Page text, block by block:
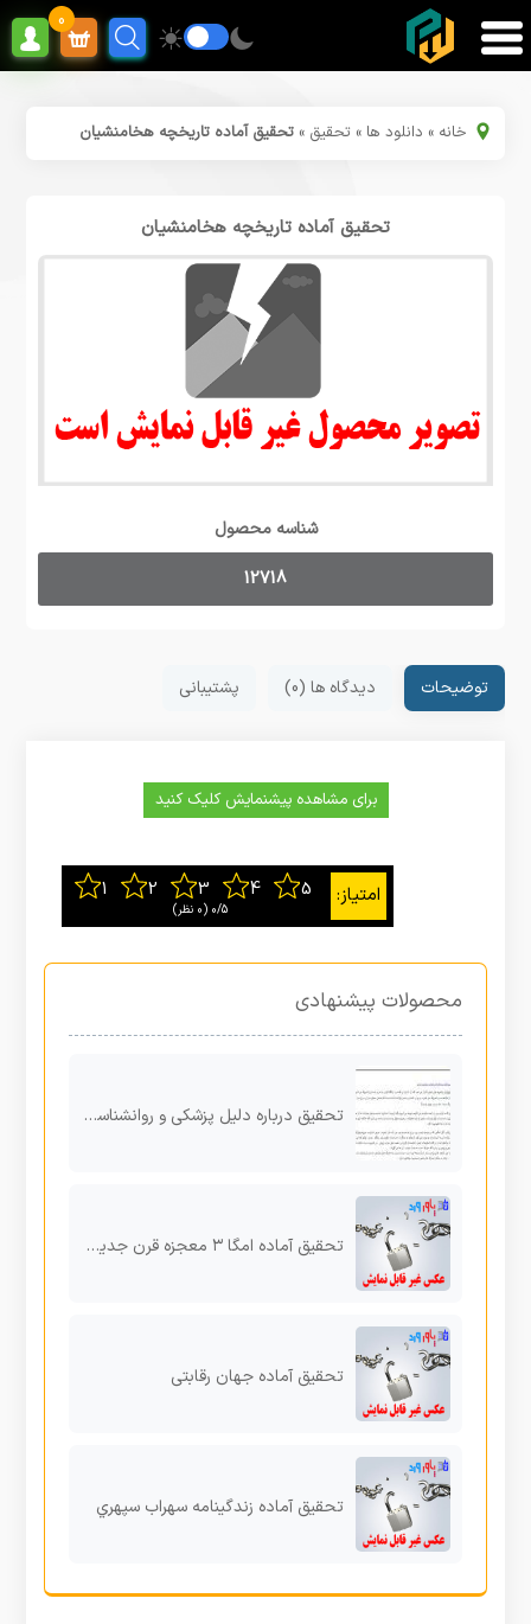
0
خانه » دانلود ها » تحقیق »تحقیق آماده تاریخچه هخامنشیان
تحقیق آماده تاریخچه هخامنشیان
شناسه محصول
12718
توضیحات دیدگاه ها (0) پشتیبانی
برای مشاهده پیشنمایش کلیک کنید
0/5 ‫(0 نظر)
محصولات پیشنهادی
تحقیق درباره دلیل پزشکی و روانشناسی حجاب در زنان و مردان
تحقیق آماده امگا ۳ معجزه قرن جدید در پیش گیري از بیماري ها
تحقیق آماده جهان رقابتی
تحقیق آماده زندگینامه سهراب سپهري